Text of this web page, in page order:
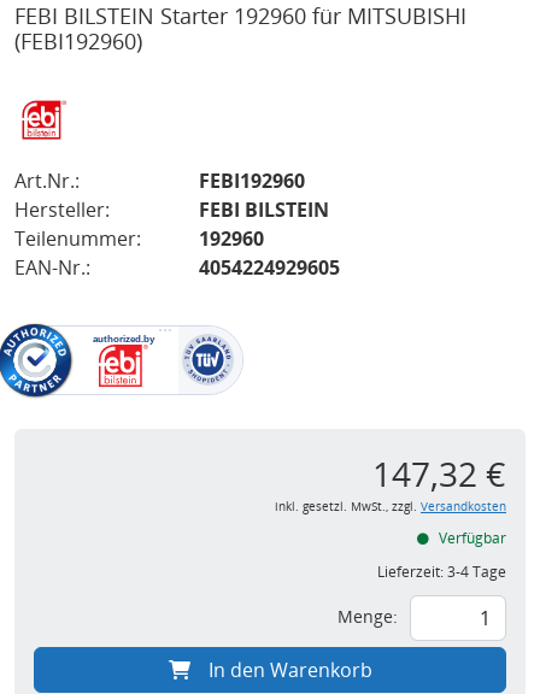
FEBI BILSTEIN Starter 192960 für MITSUBISHI
(FEBI192960)
Art.Nr.:
FEBI192960
Hersteller:
FEBI BILSTEIN
Teilenummer:
192960
EAN-Nr.:
4054224929605
147,32 €
inkl. gesetzl. MwSt., zzgl. Versandkosten
Verfügbar
Lieferzeit:3-4 Tage
Menge:
In den Warenkorb